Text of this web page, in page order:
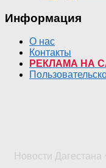
Информация
О нас
Контакты
РЕКЛАМА НА
Новости